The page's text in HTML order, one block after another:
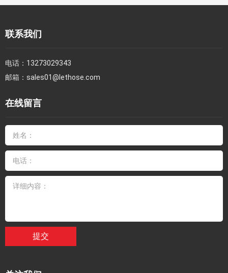
联系我们
电话： 13273029343
邮箱： sales01@lethose.com
在线留言
提交